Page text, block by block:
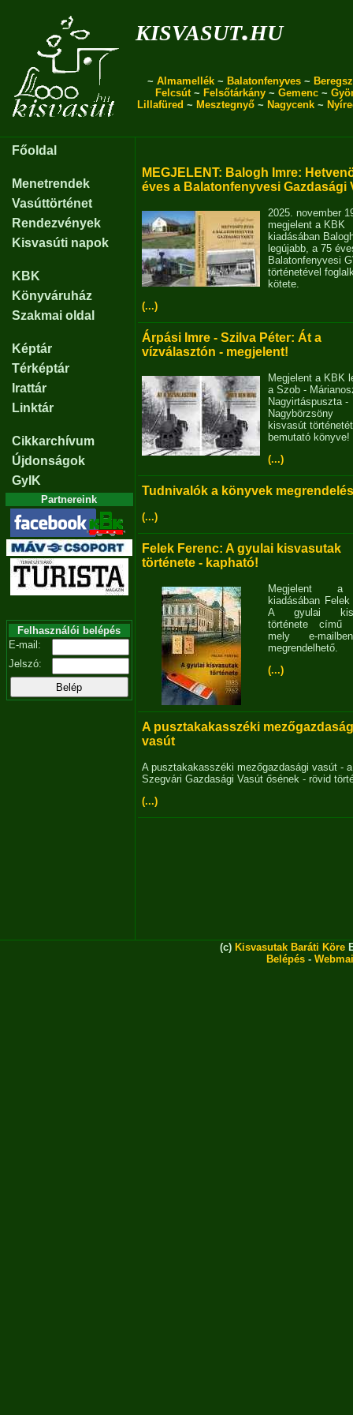
kisvasut.hu
~ Almamellék ~ Balatonfenyves ~
Felcsút~ Felsőtárkány ~ Gemenc ~
Lillafüred ~ Mesztegnyő ~ Nagycenk ~
Főoldal
Menetrendek
Vasúttörténet
Rendezvények
Kisvasúti napok
KBK
Könyváruház
Szakmai oldal
Képtár
Térképtár
Irattár
Linktár
Cikkarchívum
Újdonságok
GyIK
Partnereink
Felhasználói belépés
E-mail:
Jelszó:
MEGJELENT: Balogh Imre:
éves a Balatonfenyvesi Gazdasági
2025. november
megjelent a KBK
kiadásában
legújabb, a 75
Balatonfenyvesi
történetével
kötete.
(...)
Árpási Imre - Szilva Péter: Át a
vízválasztón - megjelent!
Megjelent a KBK
a Szob -
Nagyirtáspuszta -
Nagybörzsöny
kisvasút történetét
bemutató könyve!
(...)
Tudnivalók a könyvek
(...)
Felek Ferenc: A gyulai kisvasutak
története - kapható!
Megjelent
kiadásában
A gyulai
története című
mely e-
megrendelhető.
(...)
A pusztakakasszéki
vasút
A pusztakakasszéki mezőgazdasági vasút - a
Szegvári Gazdasági Vasút ősének - rövid
(...)
(c) Kisvasutak Baráti Köre
Belépés -